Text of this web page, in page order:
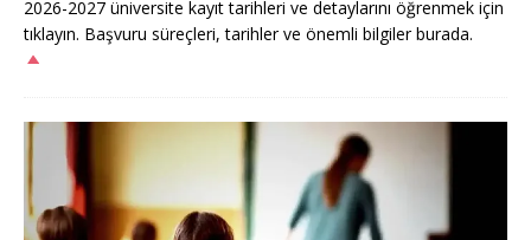
2026-2027 üniversite kayıt tarihleri ve detaylarını öğrenmek için
tıklayın. Başvuru süreçleri, tarihler ve önemli bilgiler burada.